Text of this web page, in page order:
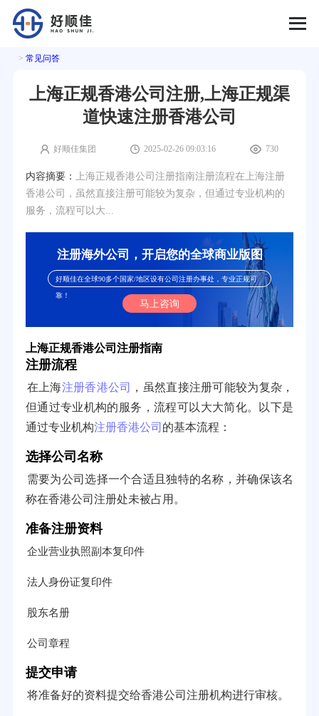
> 常见问答
上海正规香港公司注册,上海正规渠
道快速注册香港公司
好顺佳集团 2025-02-26 09:03:16 730
内容摘要： 上海正规香港公司注册指南注册流程在上海注册
香港公司，虽然直接注册可能较为复杂，但通过专业机构的
服务，流程可以大...
注册海外公司，开启您的全球商业版图
好顺佳在全球90多个国家/地区设有公司注册办事处，专业正规可
靠！
马上咨询
上海正规香港公司注册指南
注册流程
在上海注册香港公司
，虽然直接注册可能较为复杂，
但通过专业机构的服务，流程可以大大简化。以下是
通过专业机构注册香港公司 的基本流程：
选择公司名称
需要为公司选择一个合适且独特的名称，并确保该名
称在香港公司注册处未被占用。
准备注册资料
企业营业执照副本复印件
法人身份证复印件
股东名册
公司章程
提交申请
将准备好的资料提交给香港公司注册机构进行审核。